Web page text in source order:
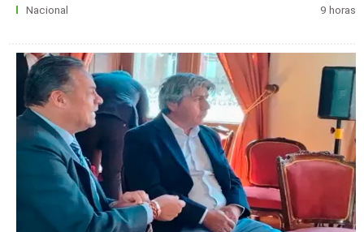
Nacional 9 horas